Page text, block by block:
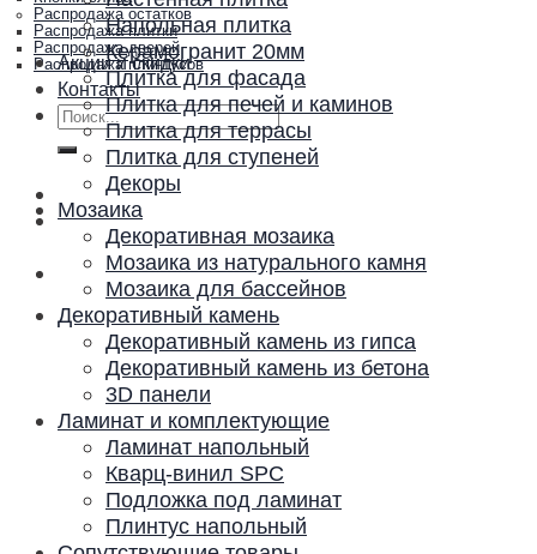
Распродажа остатков
Распродажа плитки
Распродажа дверей
Распродажа плинтусов
Акции и скидки
Контакты
Искать:
Напольная плитка
Керамогранит 20мм
Плитка для фасада
Плитка для печей и каминов
Плитка для террасы
Плитка для ступеней
Декоры
Мозаика
Декоративная мозаика
Мозаика из натурального камня
Мозаика для бассейнов
Декоративный камень
Декоративный камень из гипса
Декоративный камень из бетона
3D панели
Ламинат и комплектующие
Ламинат напольный
Кварц-винил SPC
Подложка под ламинат
Плинтус напольный